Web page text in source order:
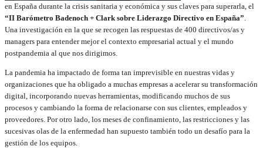
en España durante la crisis sanitaria y económica y sus claves para superarla, el
“II Barómetro Badenoch + Clark sobre Liderazgo Directivo en España”.
Una investigación en la que se recogen las respuestas de 400 directivos/as y
managers para entender mejor el contexto empresarial actual y el mundo
postpandemia al que nos dirigimos.
La pandemia ha impactado de forma tan imprevisible en nuestras vidas y
organizaciones que ha obligado a muchas empresas a acelerar su transformación
digital, incorporando nuevas herramientas, modificando muchos de sus
procesos y cambiando la forma de relacionarse con sus clientes, empleados y
proveedores. Por otro lado, los meses de confinamiento, las restricciones y las
sucesivas olas de la enfermedad han supuesto también todo un desafío para la
gestión de los equipos.